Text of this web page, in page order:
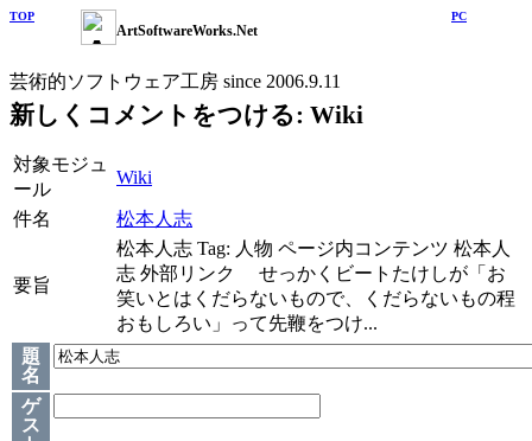
TOP PC
ArtSoftwareWorks.Net
芸術的ソフトウェア工房 since 2006.9.11
新しくコメントをつける: Wiki
対象モジュ
ール
Wiki
件名 松本人志
要旨
松本人志 Tag: 人物 ページ内コンテンツ 松本人
志 外部リンク せっかくビートたけしが「お
笑いとはくだらないもので、くだらないもの程
おもしろい」って先鞭をつけ...
題
名
ゲ
ス